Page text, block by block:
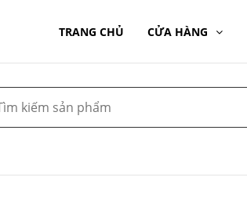
TRANG CHỦ CỬA HÀNG